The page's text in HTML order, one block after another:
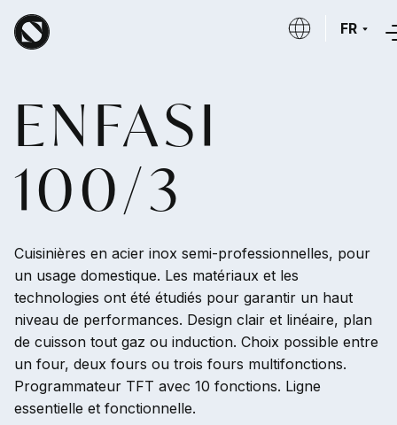
Aller au contenu principal
FR
ENFASI
100/3
Cuisinières en acier inox semi-professionnelles, pour
un usage domestique. Les matériaux et les
technologies ont été étudiés pour garantir un haut
niveau de performances. Design clair et linéaire, plan
de cuisson tout gaz ou induction. Choix possible entre
un four, deux fours ou trois fours multifonctions.
Programmateur TFT avec 10 fonctions. Ligne
essentielle et fonctionnelle.